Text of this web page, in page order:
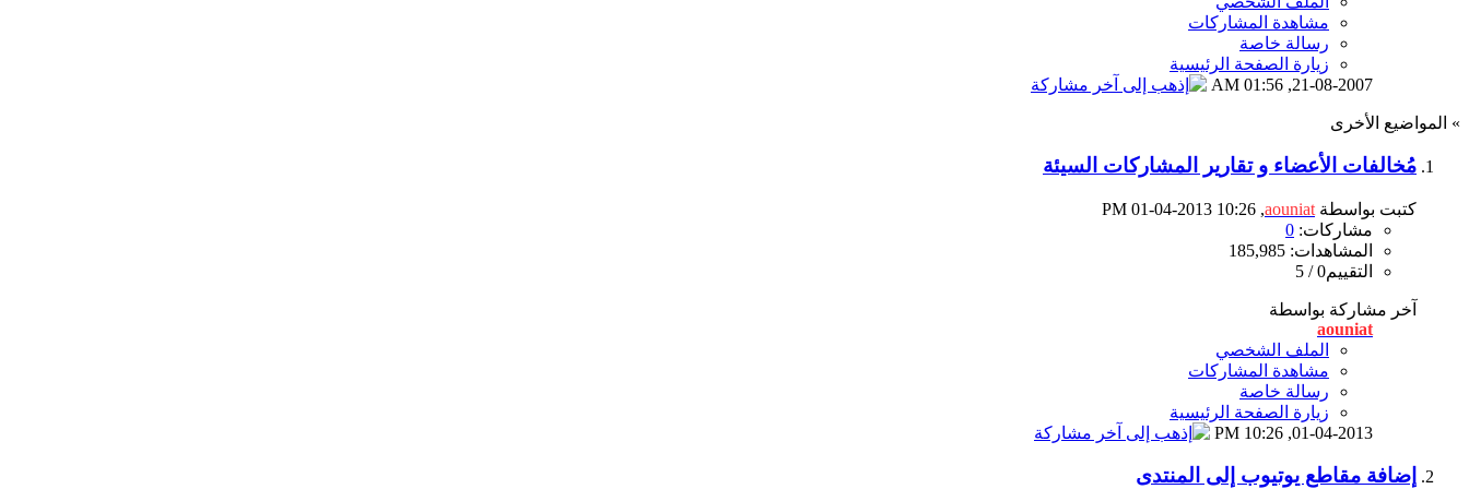
مشاهدة المشاركات
رسالة خاصة
زيارة الصفحة الرئيسية
21-08-2007,
01:56 AM
» المواضيع الأخرى
مُخالفات الأعضاء و تقارير المشاركات السيئة
كتبت بواسطة aouniat
‏, 01-04-2013 10:26 PM
مشاركات: 0
المشاهدات: 185,985
التقييم0 / 5
آخر مشاركة بواسطة
aouniat
الملف الشخصي
مشاهدة المشاركات
رسالة خاصة
زيارة الصفحة الرئيسية
01-04-2013,
10:26 PM
إضافة مقاطع يوتيوب إلى المنتدى